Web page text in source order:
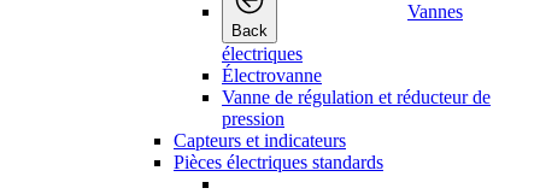
Back
Vannes
électriques
Électrovanne
Vanne de régulation et réducteur de
pression
Capteurs et indicateurs
Pièces électriques standards